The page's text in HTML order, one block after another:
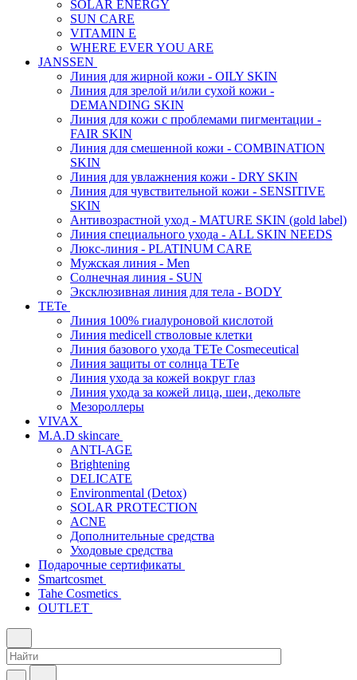
SOLAR ENERGY
SUN CARE
VITAMIN E
WHERE EVER YOU ARE
JANSSEN
Линия для жирной кожи - OILY SKIN
Линия для зрелой и/или сухой кожи -
DEMANDING SKIN
Линия для кожи с проблемами пигментации -
FAIR SKIN
Линия для смешенной кожи - COMBINATION
SKIN
Линия для увлажнения кожи - DRY SKIN
Линия для чувствительной кожи - SENSITIVE
SKIN
Антивозрастной уход - MATURE SKIN (gold label)
Линия специального ухода - ALL SKIN NEEDS
Люкс-линия - PLATINUM CARE
Мужская линия - Men
Солнечная линия - SUN
Эксклюзивная линия для тела - BODY
TETe
Линия 100% гиалуроновой кислотой
Линия medicell стволовые клетки
Линия базового ухода TETe Cosmeceutical
Линия защиты от солнца TETe
Линия ухода за кожей вокруг глаз
Линия ухода за кожей лица, шеи, декольте
Мезороллеры
VIVAX
M.A.D skincare
ANTI-AGE
Brightening
DELICATE
Environmental (Detox)
SOLAR PROTECTION
АCNE
Дополнительные средства
Уходовые средства
Подарочные сертификаты
Smartcosmet
Tahe Cosmetics
OUTLET